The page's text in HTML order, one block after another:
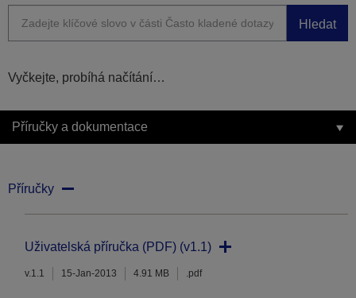
Hledat
Vyčkejte, probíhá načítání…
Příručky a dokumentace
Příručky
Uživatelská příručka (PDF) (v1.1)
v.1.1 15-Jan-2013 4.91 MB .pdf